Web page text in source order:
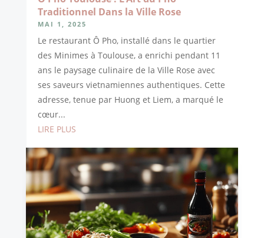
Traditionnel Dans la Ville Rose
MAI 1, 2025
Le restaurant Ô Pho, installé dans le quartier
des Minimes à Toulouse, a enrichi pendant 11
ans le paysage culinaire de la Ville Rose avec
ses saveurs vietnamiennes authentiques. Cette
adresse, tenue par Huong et Liem, a marqué le
cœur...
LIRE PLUS